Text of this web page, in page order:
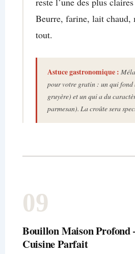
Beurre, farine, lait chaud,
tout.
Astuce gastronomique :
pour votre gratin : un qui fond
gruyère) et un qui a du
parmesan). La croûte sera
09
Bouillon Maison
Cuisine Parfait